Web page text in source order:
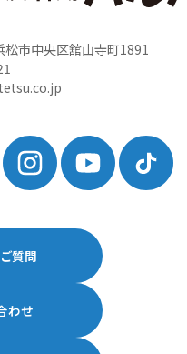
市中央区舘山寺町1891
質問
わせ